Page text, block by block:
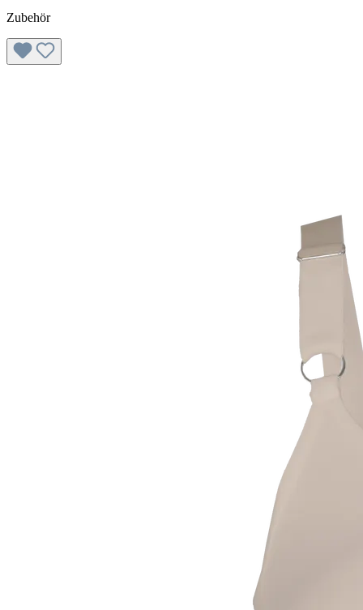
Zubehör